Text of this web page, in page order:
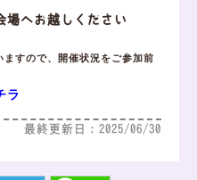
場へお越しください
すので、開催状況をご参加前
ラ
最終更新日：2025/06/30